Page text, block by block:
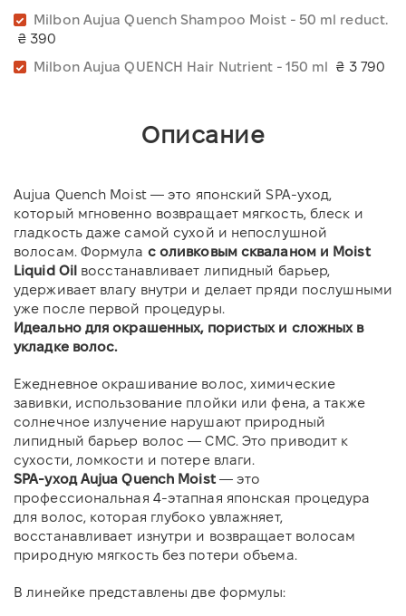
Milbon Aujua Quench Shampoo Moist - 50 ml reduct.
₴ 390
Milbon Aujua QUENCH Hair Nutrient - 150 ml
₴ 3 790
Описание
Aujua Quench Moist — это японский SPA-уход,
который мгновенно возвращает мягкость, блеск и
гладкость даже самой сухой и непослушной
волосам. Формула с оливковым скваланом и Moist
Liquid Oil восстанавливает липидный барьер,
удерживает влагу внутри и делает пряди послушными
уже после первой процедуры.
Идеально для окрашенных, пористых и сложных в
укладке волос.
Ежедневное окрашивание волос, химические
завивки, использование плойки или фена, а также
солнечное излучение нарушают природный
липидный барьер волос — CMC. Это приводит к
сухости, ломкости и потере влаги.
SPA-уход Aujua Quench Moist— это
профессиональная 4-этапная японская процедура
для волос, которая глубоко увлажняет,
восстанавливает изнутри и возвращает волосам
природную мягкость без потери объема.
В линейке представлены две формулы: